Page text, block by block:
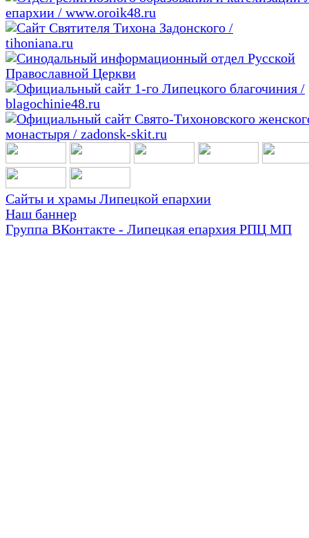
Сайты и храмы Липецкой епархии
Наш баннер
Группа ВКонтакте - Липецкая епархия РПЦ МП